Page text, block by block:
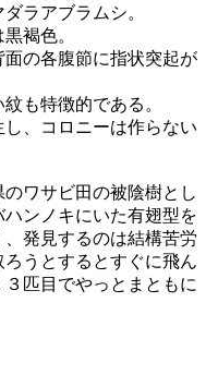
ラアブラムシ。
褐色。
の各腹節に指状突起が
も特徴的である。
、コロニーは作らない
ワサビ田の被陰樹とし
ンノキにいた有翅型を
発見するのは結構苦労
うとするとすぐに飛ん
匹目でやっとまともに